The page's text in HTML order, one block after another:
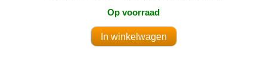
Op voorraad